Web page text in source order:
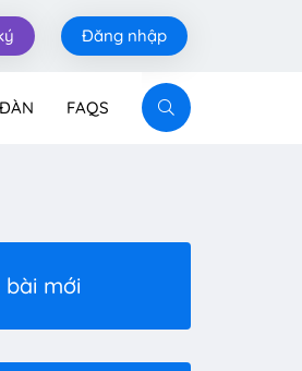
Đăng nhập
FAQS
mới